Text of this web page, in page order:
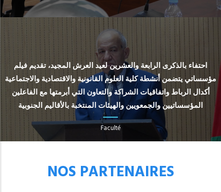
احتفاء بالذكرى الرابعة والعشرين لعيد العرش المجيد، تقديم فيلم
مؤسساتي يتضمن أنشطة كلية العلوم القانونية والاقتصادية والاجتماعية
أكدال الرباط واتفاقيات الشراكة والتعاون التي أبرمتها مع الفاعلين
المؤسساتيين والجمعويين والهيئات المنتخبة بالأقاليم الجنوبية
Faculté
NOS PARTENAIRES